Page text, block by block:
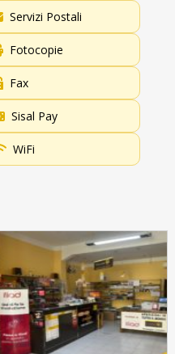
Servizi Postali
Fotocopie
Fax
Sisal Pay
WiFi